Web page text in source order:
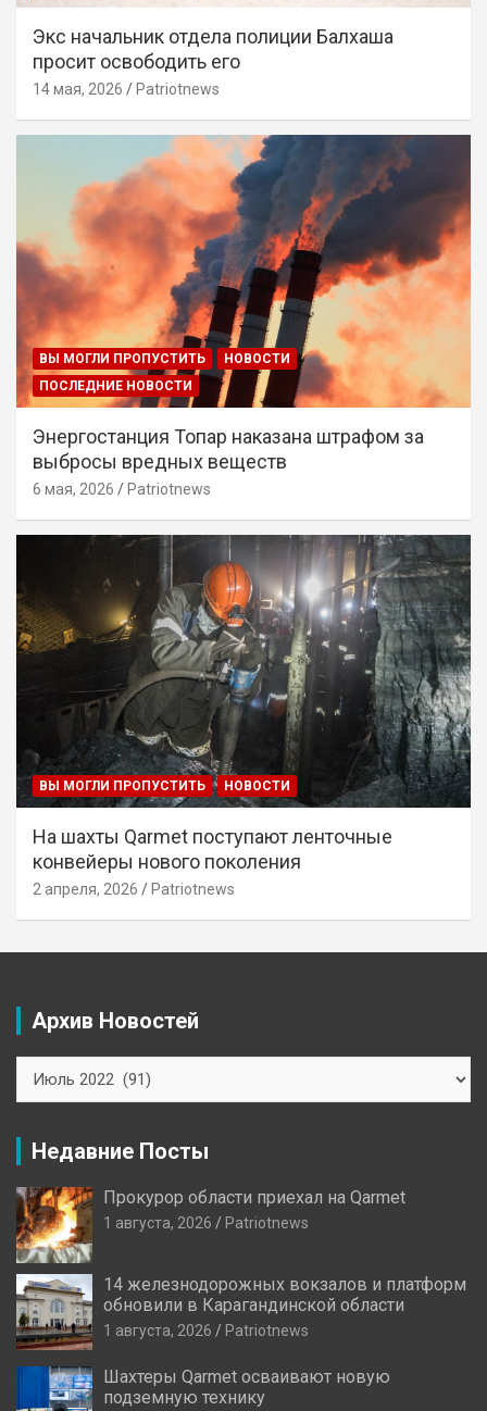
Экс начальник отдела полиции Балхаша
просит освободить его
14 мая, 2026 Patriotnews
ВЫ МОГЛИ ПРОПУСТИТЬ
НОВОСТИ
ПОСЛЕДНИЕ НОВОСТИ
Энергостанция Топар наказана штрафом за
выбросы вредных веществ
6 мая, 2026 Patriotnews
ВЫ МОГЛИ ПРОПУСТИТЬ НОВОСТИ
На шахты Qarmet поступают ленточные
конвейеры нового поколения
2 апреля, 2026 Patriotnews
Архив Новостей
Новостей
Недавние Посты
Прокурор области приехал на Qarmet
1 августа, 2026 Patriotnews
14 железнодорожных вокзалов и платформ
обновили в Карагандинской области
1 августа, 2026 Patriotnews
Шахтеры Qarmet осваивают новую
подземную технику